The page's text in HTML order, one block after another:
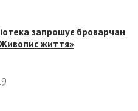
запрошує броварчан
життя»